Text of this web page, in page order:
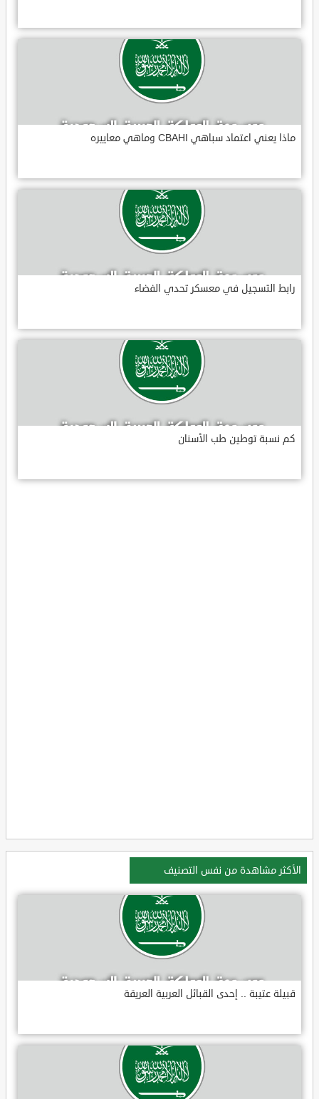
ماذا يعني اعتماد سباهي CBAHI وماهي معاييره
رابط التسجيل في معسكر تحدي الفضاء
كم نسبة توطين طب الأسنان
الأكثر مشاهدة من نفس التصنيف
قبيلة عتيبة .. إحدى القبائل العربية العريقة